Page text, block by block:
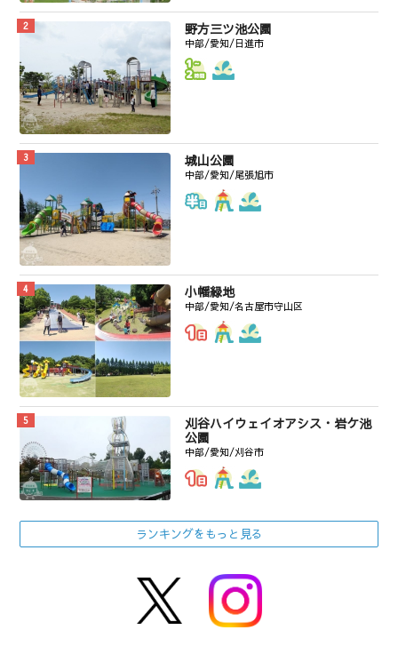
野方三ツ池公園
中部/愛知/日進市
城山公園
中部/愛知/尾張旭市
小幡緑地
中部/愛知/名古屋市守山区
刈谷ハイウェイオアシス・岩ケ池
公園
中部/愛知/刈谷市
ランキングをもっと見る